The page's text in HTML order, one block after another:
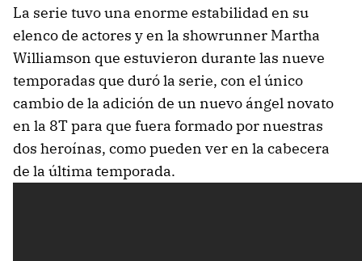
La serie tuvo una enorme estabilidad en su
elenco de actores y en la showrunner Martha
Williamson que estuvieron durante las nueve
temporadas que duró la serie, con el único
cambio de la adición de un nuevo ángel novato
en la 8T para que fuera formado por nuestras
dos heroínas, como pueden ver en la cabecera
de la última temporada.